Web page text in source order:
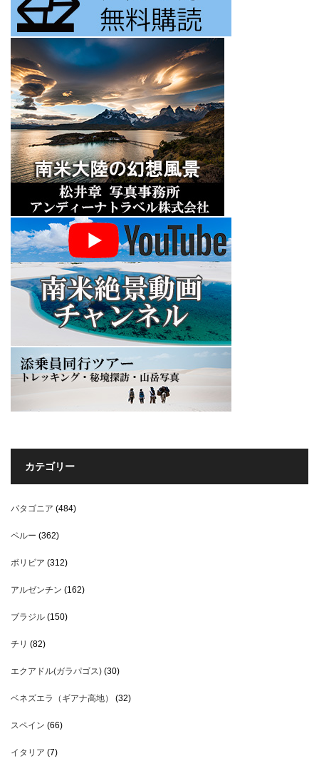
カテゴリー
パタゴニア (484)
ペルー (362)
ボリビア (312)
アルゼンチン (162)
ブラジル (150)
チリ (82)
エクアドル(ガラパゴス) (30)
ベネズエラ（ギアナ高地） (32)
スペイン (66)
イタリア (7)